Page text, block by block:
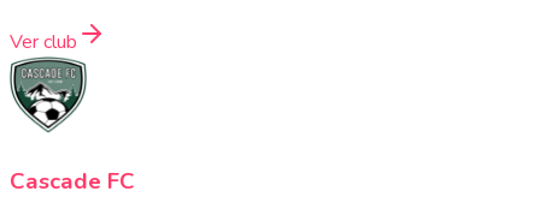
Ver club
Cascade FC